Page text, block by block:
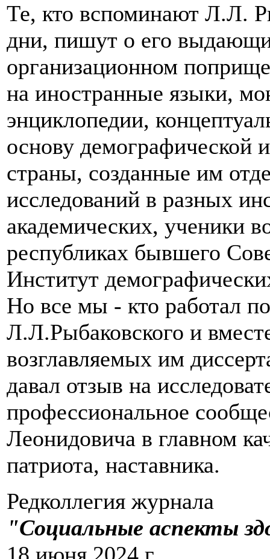
Те, кто вспоминают Л.Л.
дни, пишут о его
организационном
на иностранные языки,
энциклопедии,
основу демографической
страны, созданные им
исследований в разных
академических, ученики
республиках бывшего
Институт
Но все мы - кто работал
Л.Л.Рыбаковского и
возглавляемых им
давал отзыв на
профессиональное
Леонидовича в главном
патриота, наставника.
Редколлегия журнала
"Социальные аспекты